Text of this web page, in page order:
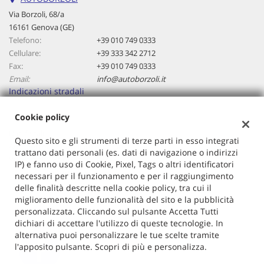
Via Borzoli, 68/a
16161 Genova (GE)
Telefono:
+39 010 749 0333
Cellulare:
+39 333 342 2712
Fax:
+39 010 749 0333
Email:
info@autoborzoli.it
Indicazioni stradali
Autoborzoli Di Cavallaro Antonino
Via Borzoli, 68/a, Genova (GE)
C.F/P.IVA:01153970106
Registro delle imprese:GE
Cookie policy
Questo sito e gli strumenti di terze parti in esso integrati
trattano dati personali (es. dati di navigazione o indirizzi
IP) e fanno uso di Cookie, Pixel, Tags o altri identificatori
necessari per il funzionamento e per il raggiungimento
delle finalità descritte nella cookie policy, tra cui il
miglioramento delle funzionalità del sito e la pubblicità
personalizzata. Cliccando sul pulsante Accetta Tutti
dichiari di accettare l'utilizzo di queste tecnologie. In
alternativa puoi personalizzare le tue scelte tramite
l'apposito pulsante. Scopri di più e personalizza.
questi
strumenti
di
tracciamento
si
rimanda
alla
cookie
Puoi
e
modificare
le
tue
scelte
in
qualsiasi
momento.